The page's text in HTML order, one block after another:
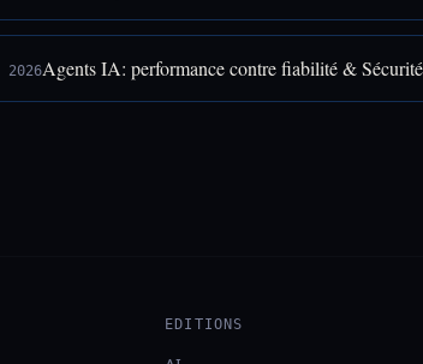
Agents IA: performance contre fiabilité &
EDITIONS